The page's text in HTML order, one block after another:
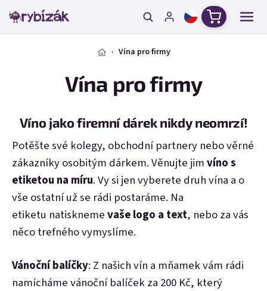
Přejít na obsah
Nákupní
Vína pro firmy
Vína pro firmy
Víno jako firemní dárek nikdy neomrzí!
Potěšte své kolegy, obchodní partnery nebo věrné
zákazníky osobitým dárkem. Věnujte jimvíno s
etiketou na míru. Vy si jen vyberete druh vína a o
vše ostatní už se rádi postaráme. Na
etiketu natisknemevaše logo a text, nebo za vás
něco trefného vymyslíme.
Vánoční balíčky: Z našich vín a mňamek vám rádi
namícháme vánoční balíček za 200 Kč, který